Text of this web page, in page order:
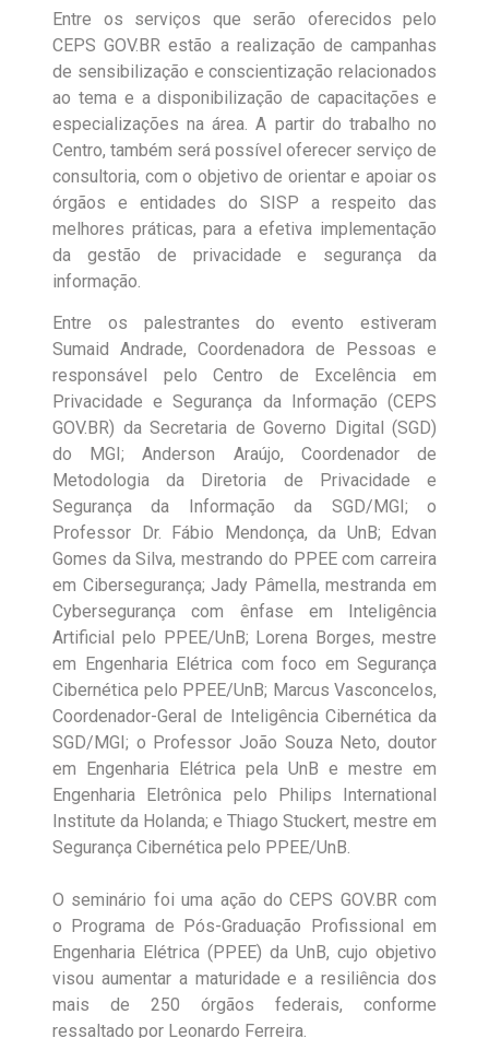
Entre os serviços que serão oferecidos pelo
CEPS GOV.BR estão a realização de campanhas
de sensibilização e conscientização relacionados
ao tema e a disponibilização de capacitações e
especializações na área. A partir do trabalho no
Centro, também será possível oferecer serviço de
consultoria, com o objetivo de orientar e apoiar os
órgãos e entidades do SISP a respeito das
melhores práticas, para a efetiva implementação
da gestão de privacidade e segurança da
informação.
Entre os palestrantes do evento estiveram
Sumaid Andrade, Coordenadora de Pessoas e
responsável pelo Centro de Excelência em
Privacidade e Segurança da Informação (CEPS
GOV.BR) da Secretaria de Governo Digital (SGD)
do MGI; Anderson Araújo, Coordenador de
Metodologia da Diretoria de Privacidade e
Segurança da Informação da SGD/MGI; o
Professor Dr. Fábio Mendonça, da UnB; Edvan
Gomes da Silva, mestrando do PPEE com carreira
em Cibersegurança; Jady Pâmella, mestranda em
Cybersegurança com ênfase em Inteligência
Artificial pelo PPEE/UnB; Lorena Borges, mestre
em Engenharia Elétrica com foco em Segurança
Cibernética pelo PPEE/UnB; Marcus Vasconcelos,
Coordenador-Geral de Inteligência Cibernética da
SGD/MGI; o Professor João Souza Neto, doutor
em Engenharia Elétrica pela UnB e mestre em
Engenharia Eletrônica pelo Philips International
Institute da Holanda; e Thiago Stuckert, mestre em
Segurança Cibernética pelo PPEE/UnB.
O seminário foi uma ação do CEPS GOV.BR com
o Programa de Pós-Graduação Profissional em
Engenharia Elétrica (PPEE) da UnB, cujo objetivo
visou aumentar a maturidade e a resiliência dos
mais de 250 órgãos federais, conforme
ressaltado por Leonardo Ferreira.